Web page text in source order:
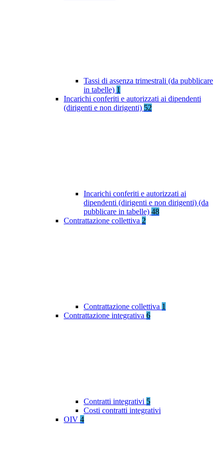
Tassi di assenza trimestrali (da pubblicare
in tabelle) 1
Incarichi conferiti e autorizzati ai dipendenti
(dirigenti e non dirigenti) 52
Incarichi conferiti e autorizzati ai
dipendenti (dirigenti e non dirigenti) (da
pubblicare in tabelle) 48
Contrattazione collettiva 2
Contrattazione collettiva 1
Contrattazione integrativa 6
Contratti integrativi 5
Costi contratti integrativi
OIV 4